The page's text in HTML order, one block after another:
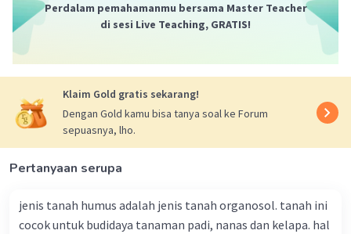
Perdalam pemahamanmu bersama Master Teacher
di sesi Live Teaching, GRATIS!
Klaim Gold gratis sekarang!
Dengan Gold kamu bisa tanya soal ke Forum
sepuasnya, lho.
Pertanyaan serupa
jenis tanah humus adalah jenis tanah organosol. tanah ini
cocok untuk budidaya tanaman padi, nanas dan kelapa. hal